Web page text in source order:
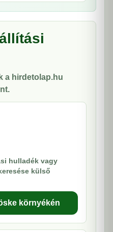
a hirdetolap.hu
hulladék vagy
külső
környékén